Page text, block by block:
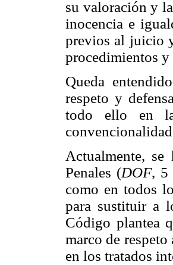
su valoración y
inocencia e
previos al juicio
procedimientos y
Queda
respeto y
todo ello en
Actualmente,
Penales (DOF, 5
como en todos
para sustituir a
Código plantea
marco de
en los tratados